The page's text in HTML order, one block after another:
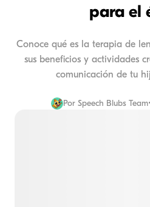
para el
Conoce qué es la terapia de
sus beneficios y actividades
comunicación de tu
Por Speech Blubs Team•